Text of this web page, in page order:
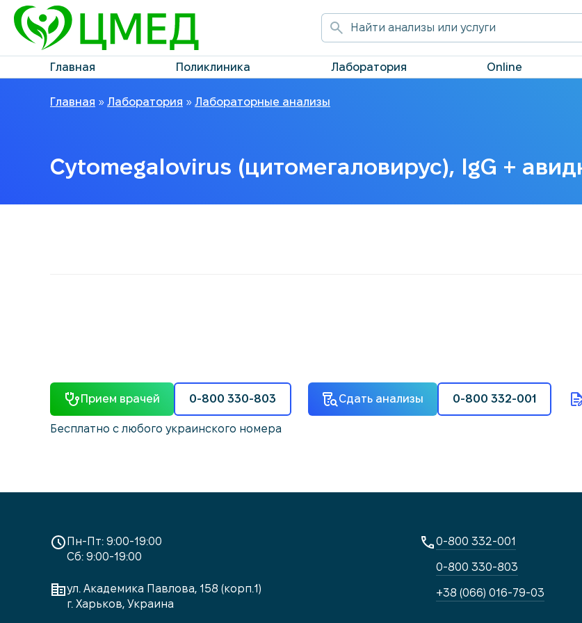
Главная Поликлиника Лаборатория Online
Главная » Лаборатория » Лабораторные анализы
Cytomegalovirus (цитомегаловирус), IgG +
Прием врачей 0-800 330-803 Сдать анализы 0-800 332-001
Бесплатно с любого украинского номера
Пн-Пт: 9:00-19:00
Сб: 9:00-19:00
ул. Академика Павлова, 158 (корп.1)
г. Харьков, Украина
0-800 332-001
0-800 330-803
+38 (066) 016-79-03